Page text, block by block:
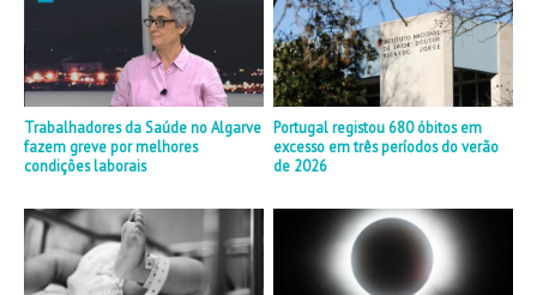
Trabalhadores da Saúde no Algarve
fazem greve por melhores
condições laborais
Portugal registou 680 óbitos em
excesso em três períodos do verão
de 2026